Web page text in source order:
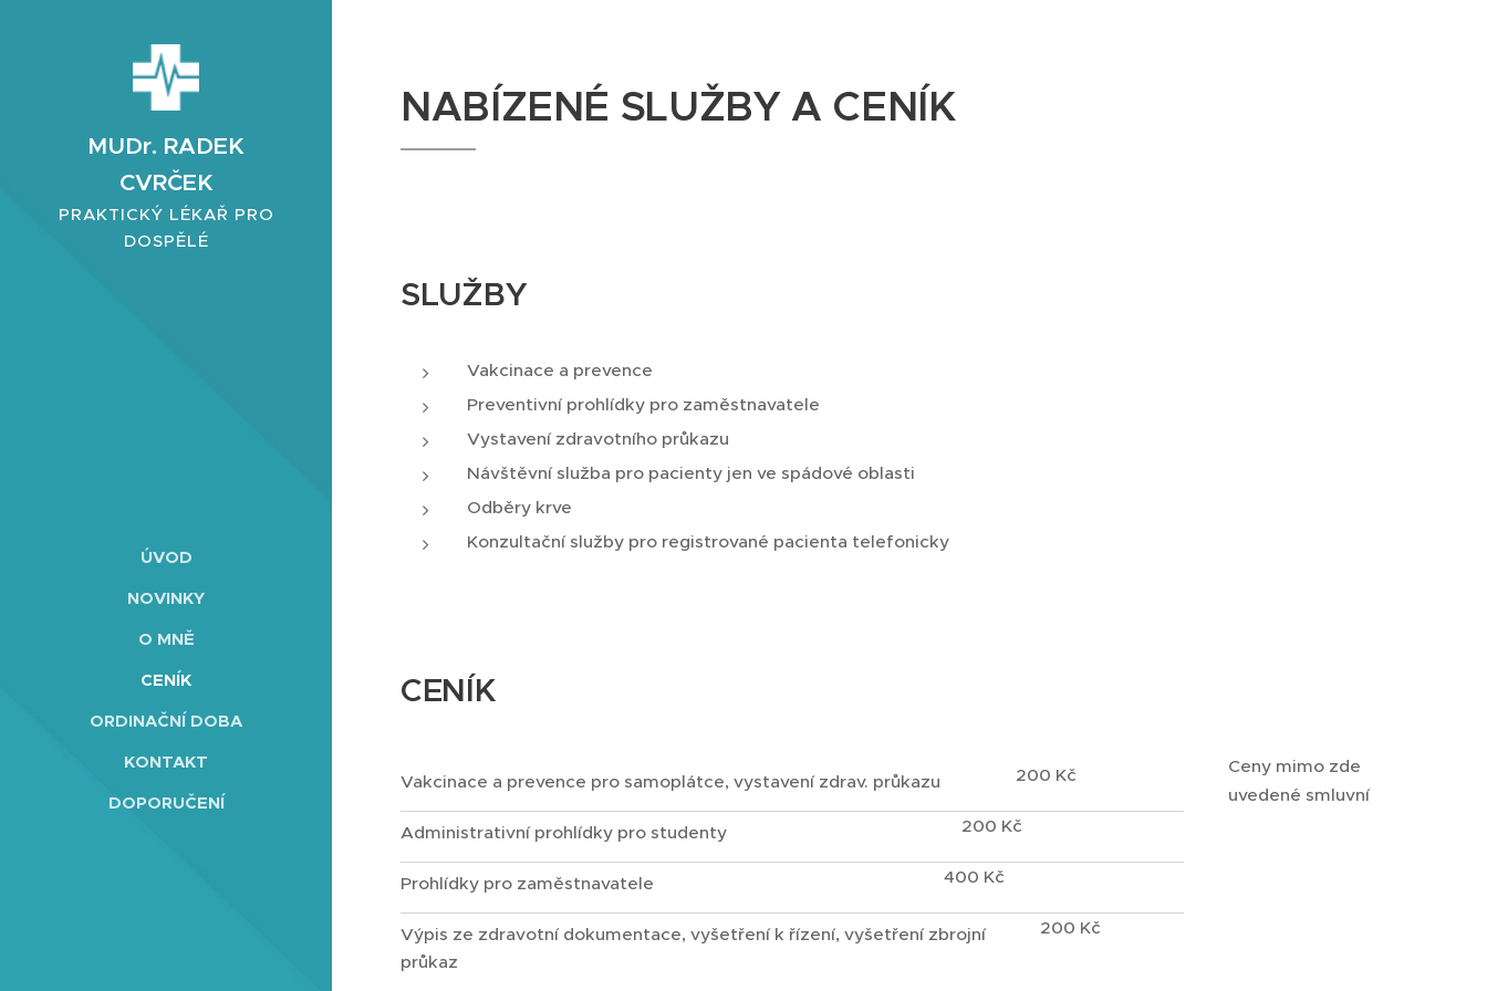
MUDr. RADEK
CVRČEK
PRAKTICKÝ LÉKAŘ PRO
DOSPĚLÉ
ÚVOD
NOVINKY
O MNĚ
CENÍK
ORDINAČNÍ DOBA
KONTAKT
DOPORUČENÍ
NABÍZENÉ SLUŽBY A CENÍK
SLUŽBY
Vakcinace a prevence
Preventivní prohlídky pro zaměstnavatele
Vystavení zdravotního průkazu
Návštěvní služba pro pacienty jen ve spádové oblasti
Odběry krve
Konzultační služby pro registrované pacienta telefonicky
CENÍK
Vakcinace a prevence pro samoplátce, vystavení zdrav. průkazu 200 Kč
Administrativní prohlídky pro studenty 200 Kč
Prohlídky pro zaměstnavatele 400 Kč
Výpis ze zdravotní dokumentace, vyšetření k řízení, vyšetření zbrojní
průkaz
200 Kč
Ceny mimo zde
uvedené smluvní